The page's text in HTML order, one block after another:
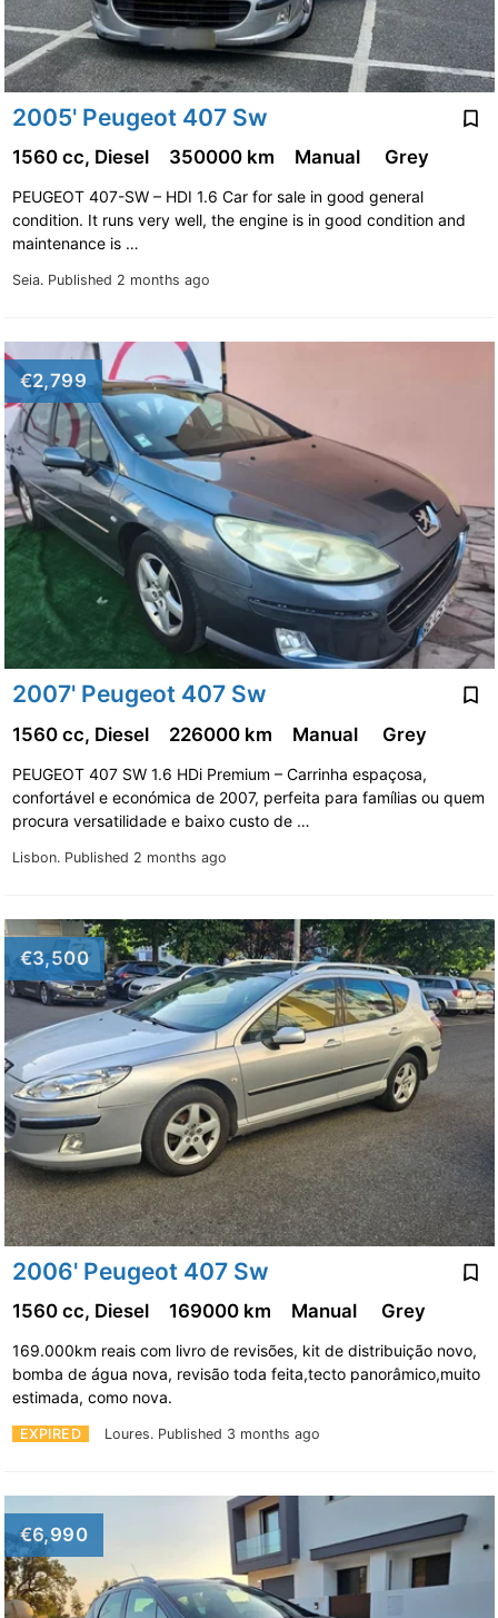
2005' Peugeot 407 Sw
Seia. Published 2 months ago
1560 cc, Diesel 350000 km Manual Grey
PEUGEOT 407-SW – HDI 1.6 Car for sale in good general
condition. It runs very well, the engine is in good condition and
maintenance is …
€2,799
2007' Peugeot 407 Sw
Lisbon. Published 2 months ago
1560 cc, Diesel 226000 km Manual Grey
PEUGEOT 407 SW 1.6 HDi Premium – Carrinha espaçosa,
confortável e económica de 2007, perfeita para famílias ou quem
procura versatilidade e baixo custo de …
€3,500
2006' Peugeot 407 Sw
EXPIRED Loures. Published 3 months ago
1560 cc, Diesel 169000 km Manual Grey
169.000km reais com livro de revisões, kit de distribuição novo,
bomba de água nova, revisão toda feita,tecto panorâmico,muito
estimada, como nova.
€6,990